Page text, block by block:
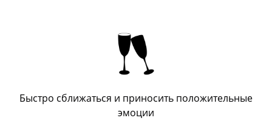
Быстро сближаться и приносить положительные
эмоции